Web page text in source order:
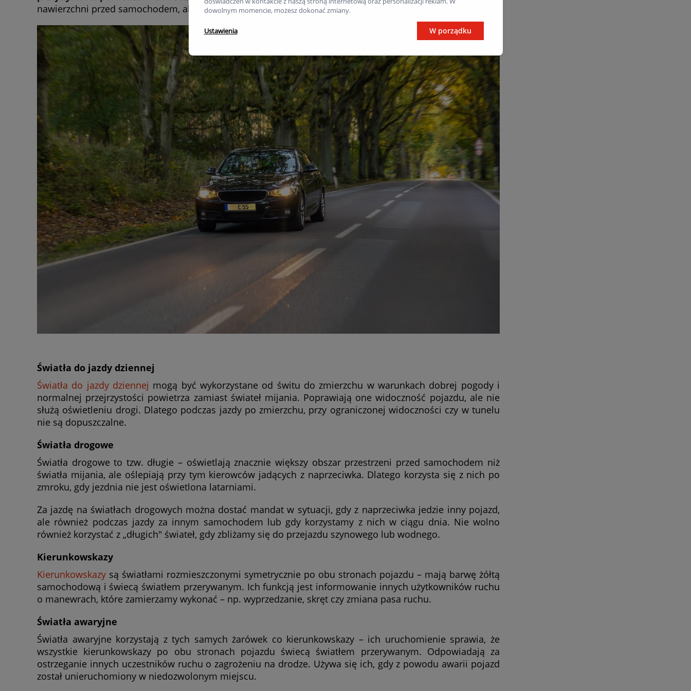
nawierzchni przed samochodem, ale bez oślepiania kierowców nadjeżdżających z przeciwnej strony.
Światła do jazdy dziennej
Światła do jazdy dziennej mogą być wykorzystane od świtu do zmierzchu w warunkach dobrej pogody i
normalnej przejrzystości powietrza zamiast świateł mijania. Poprawiają one widoczność pojazdu, ale nie
służą oświetleniu drogi. Dlatego podczas jazdy po zmierzchu, przy ograniczonej widoczności czy w tunelu
nie są dopuszczalne.
Światła drogowe
Światła drogowe to tzw. długie – oświetlają znacznie większy obszar przestrzeni przed samochodem niż
światła mijania, ale oślepiają przy tym kierowców jadących z naprzeciwka. Dlatego korzysta się z nich po
zmroku, gdy jezdnia nie jest oświetlona latarniami.
Za jazdę na światłach drogowych można dostać mandat w sytuacji, gdy z naprzeciwka jedzie inny pojazd,
ale również podczas jazdy za innym samochodem lub gdy korzystamy z nich w ciągu dnia. Nie wolno
również korzystać z „długich" świateł, gdy zbliżamy się do przejazdu szynowego lub wodnego.
Kierunkowskazy
Kierunkowskazy są światłami rozmieszczonymi symetrycznie po obu stronach pojazdu – mają barwę żółtą
samochodową i świecą światłem przerywanym. Ich funkcją jest informowanie innych użytkowników ruchu
o manewrach, które zamierzamy wykonać – np. wyprzedzanie, skręt czy zmiana pasa ruchu.
Światła awaryjne
Światła awaryjne korzystają z tych samych żarówek co kierunkowskazy – ich uruchomienie sprawia, że
wszystkie kierunkowskazy po obu stronach pojazdu świecą światłem przerywanym. Odpowiadają za
ostrzeganie innych uczestników ruchu o zagrożeniu na drodze. Używa się ich, gdy z powodu awarii pojazd
został unieruchomiony w niedozwolonym miejscu.
dowolnym momencie, możesz dokonać zmiany.
Ustawienia W porządku